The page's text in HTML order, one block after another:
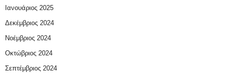
Ιανουάριος 2025
Δεκέμβριος 2024
Νοέμβριος 2024
Οκτώβριος 2024
Σεπτέμβριος 2024